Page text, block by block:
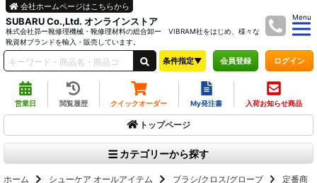
SUBARU Co.,Ltd. オンラインストア
株式会社昴ー靴修理機械・靴修理材料の総合卸ー VIBRAM社をはじめ、様々な
靴資材ブランドを輸入・販売しています。
Menu
会社ホームページはこちらから
条件指定▼ 会員登録 ログイン
営業日 閲覧履歴 クイックオーダー My発注書 入荷お知らせ商品
トップページ
カテゴリーから探す
ホーム シューケア オールアイテム ブラシ/クロス/グローブ
定番商